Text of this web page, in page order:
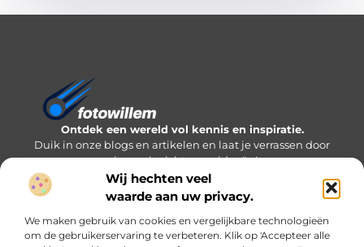
Wij hechten veel
waarde aan uw privacy.
We maken gebruik van cookies en vergelijkbare technologieën
om de gebruikerservaring te verbeteren. Klik op 'Accepteer alle
Ontdek een wereld vol kennis en inspiratie.
Duik in onze blogs en artikelen en laat je verrassen door
nieuwe inzichten en ideeën!
Bericht categorie